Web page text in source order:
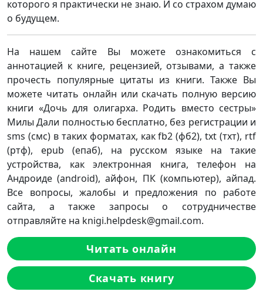
которого я практически не знаю. И со страхом думаю
о будущем.
На нашем сайте Вы можете ознакомиться с
аннотацией к книге, рецензией, отзывами, а также
прочесть популярные цитаты из книги. Также Вы
можете читать онлайн или скачать полную версию
книги «Дочь для олигарха. Родить вместо сестры»
Милы Дали полностью бесплатно, без регистрации и
sms (смс) в таких форматах, как fb2 (фб2), txt (тхт), rtf
(ртф), epub (епаб), на русском языке на такие
устройства, как электронная книга, телефон на
Андроиде (android), айфон, ПК (компьютер), айпад.
Все вопросы, жалобы и предложения по работе
сайта, а также запросы о сотрудничестве
отправляйте на knigi.helpdesk@gmail.com.
Читать онлайн
Скачать книгу